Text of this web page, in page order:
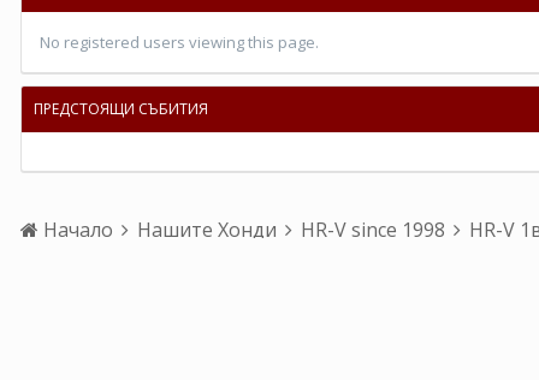
No registered users viewing this page.
ПРЕДСТОЯЩИ СЪБИТИЯ
Начало Нашите Хонди HR-V since 1998 HR-V